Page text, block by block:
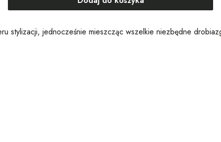
stylizacji, jednocześnie mieszcząc wszelkie niezbędne